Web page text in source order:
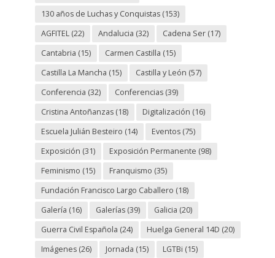
130 años de Luchas y Conquistas(153)
AGFITEL(22) Andalucia (32) Cadena Ser(17)
Cantabria (15) Carmen Castilla (15)
Castilla La Mancha (15) Castilla y León (57)
Conferencia (32) Conferencias(39)
Cristina Antoñanzas(18) Digitalización (16)
Escuela Julián Besteiro (14) Eventos(75)
Exposición (31) Exposición Permanente (98)
Feminismo (15) Franquismo (35)
Fundación Francisco Largo Caballero (18)
Galería (16) Galerías(39) Galicia (20)
Guerra Civil Española (24) Huelga General 14D (20)
Imágenes(26) Jornada (15) LGTBi (15)